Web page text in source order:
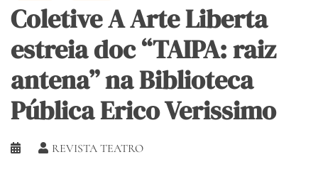
Coletive A Arte Liberta
estreia doc “TAIPA: raiz
antena” na Biblioteca
Pública Erico Verissimo
REVISTA TEATRO